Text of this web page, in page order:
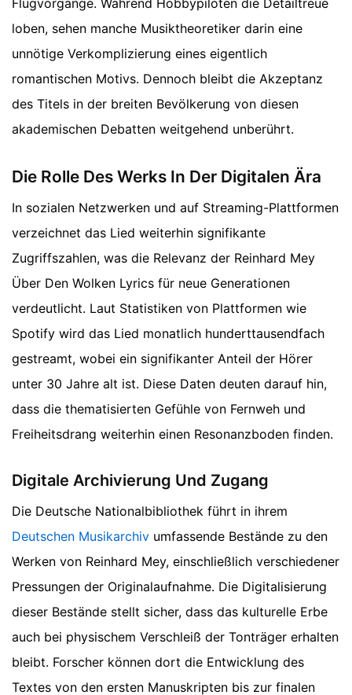
loben, sehen manche Musiktheoretiker darin eine
unnötige Verkomplizierung eines eigentlich
romantischen Motivs. Dennoch bleibt die Akzeptanz
des Titels in der breiten Bevölkerung von diesen
akademischen Debatten weitgehend unberührt.
Die Rolle Des Werks In Der Digitalen Ära
In sozialen Netzwerken und auf Streaming-Plattformen
verzeichnet das Lied weiterhin signifikante
Zugriffszahlen, was die Relevanz der Reinhard Mey
Über Den Wolken Lyrics für neue Generationen
verdeutlicht. Laut Statistiken von Plattformen wie
Spotify wird das Lied monatlich hunderttausendfach
gestreamt, wobei ein signifikanter Anteil der Hörer
unter 30 Jahre alt ist. Diese Daten deuten darauf hin,
dass die thematisierten Gefühle von Fernweh und
Freiheitsdrang weiterhin einen Resonanzboden finden.
Digitale Archivierung Und Zugang
Die Deutsche Nationalbibliothek führt in ihrem
Deutschen Musikarchiv umfassende Bestände zu den
Werken von Reinhard Mey, einschließlich verschiedener
Pressungen der Originalaufnahme. Die Digitalisierung
dieser Bestände stellt sicher, dass das kulturelle Erbe
auch bei physischem Verschleiß der Tonträger erhalten
bleibt. Forscher können dort die Entwicklung des
Textes von den ersten Manuskripten bis zur finalen